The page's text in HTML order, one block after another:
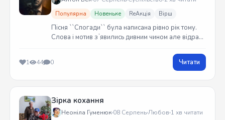
Популярна Новеньке ReАкція Вірш
Пісня ``Спогади`` була написана рівно рік тому.
Слова і мотив зʼявились дивним чином але відразу
1 44 0 Читати
Зірка кохання
Неоніла Гуменюк 08 СерпеньЛюбов 1 хв читати